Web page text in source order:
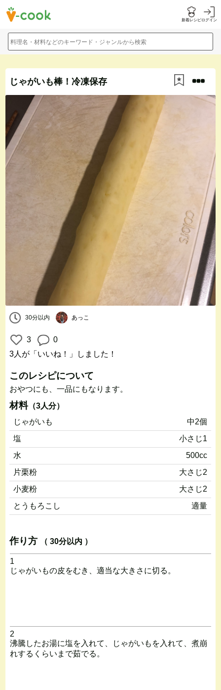
新着レシピログイン
料理名・材料などのキーワード・ジャンルから検索
じゃがいも棒！冷凍保存
30分以内 あっこ
3
0
3人 が「いいね！」しました！
このレシピについて
おやつにも、一品にもなります。
材料（3人分）
じゃがいも
中2個
塩
小さじ1
水
500cc
片栗粉
大さじ2
小麦粉
大さじ2
とうもろこし
適量
作り方 （ 30分以内 ）
1
じゃがいもの皮をむき、適当な大きさに切る。
2
沸騰したお湯に塩を入れて、じゃがいもを入れて、煮崩
れするくらいまで茹でる。